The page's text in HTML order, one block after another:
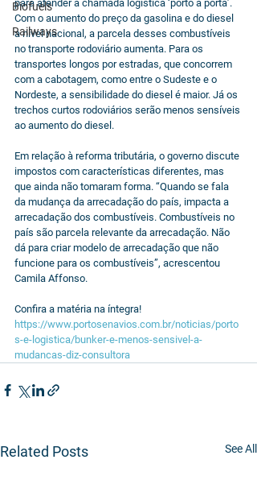
Biofuels
Railways
para atender a chamada logística ‘porto a porta’.
Com o aumento do preço da gasolina e do diesel
a nível nacional, a parcela desses combustíveis
no transporte rodoviário aumenta. Para os
transportes longos por estradas, que concorrem
com a cabotagem, como entre o Sudeste e o
Nordeste, a sensibilidade do diesel é maior. Já os
trechos curtos rodoviários serão menos sensíveis
ao aumento do diesel.
Em relação à reforma tributária, o governo discute
impostos com características diferentes, mas
que ainda não tomaram forma. “Quando se fala
da mudança da arrecadação do país, impacta a
arrecadação dos combustíveis. Combustíveis no
país são parcela relevante da arrecadação. Não
dá para criar modelo de arrecadação que não
funcione para os combustíveis”, acrescentou
Camila Affonso.
Confira a matéria na íntegra!
https://www.portosenavios.com.br/noticias/porto
s-e-logistica/bunker-e-menos-sensivel-a-
mudancas-diz-consultora
Related Posts See All